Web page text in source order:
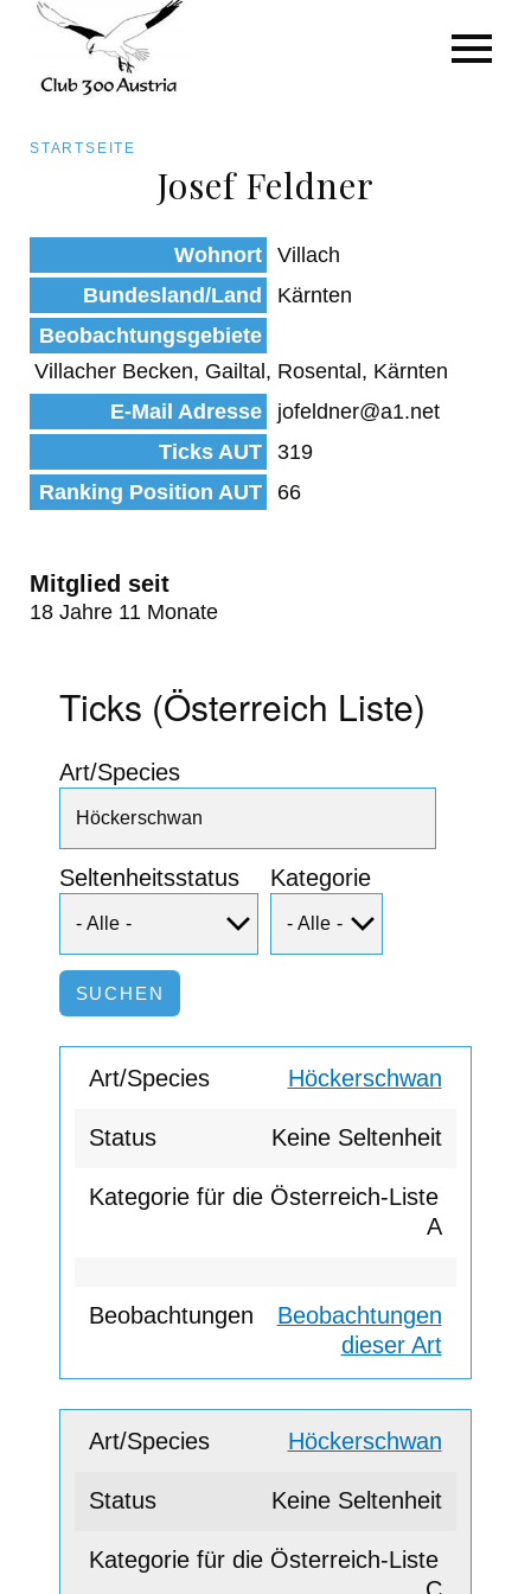
zum
Inhalt
Pfadnavigation
STARTSEITE
Josef Feldner
Wohnort
Villach
Bundesland/Land
Kärnten
Beobachtungsgebiete
Villacher Becken, Gailtal, Rosental, Kärnten
E-Mail Adresse
jofeldner@a1.net
Ticks AUT
319
Ranking Position AUT
66
Mitglied seit
18 Jahre 11 Monate
Ticks (Österreich Liste)
Art/Species
Seltenheitsstatus Kategorie
Art/Species
Status
Kategorie für die Österreich-Liste
Beobachtungen
Höckerschwan
Keine Seltenheit
A
Beobachtungen
dieser Art
Höckerschwan
Keine Seltenheit